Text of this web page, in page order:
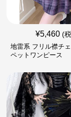
¥5,460 (
地雷系 フリル襟チ
ペットワンピース